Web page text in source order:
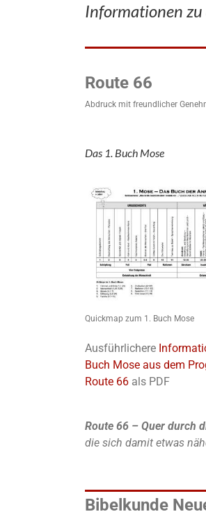
Informationen
Route 66
Abdruck mit freundlicher
Das 1. Buch Mose
Quickmap zum 1. Buch Mose
Ausführlichere
Buch Mose aus dem
Route 66 als PDF
Route 66 – Quer durch
die sich damit etwas
Bibelkunde